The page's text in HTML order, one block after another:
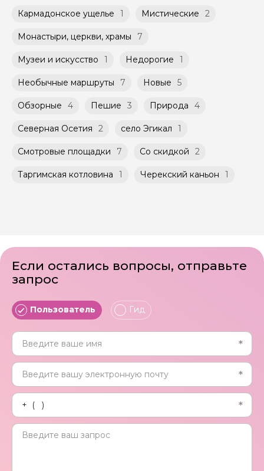
Кармадонское ущелье 1 Мистические 2
Монастыри, церкви, храмы 7
Музеи и искусство 1 Недорогие 1
Необычные маршруты 7 Новые 5
Обзорные 4 Пешие 3 Природа 4
Северная Осетия 2 село Эгикал 1
Смотровые площадки 7 Со скидкой 2
Таргимская котловина 1 Черекский каньон 1
Если остались вопросы, отправьте
запрос
Пользователь Гид